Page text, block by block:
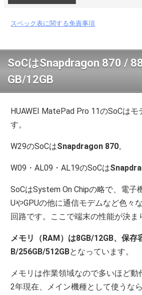
スペック表に関する免責事項
SoCはSnapdragon 870 /
GB/12GB
HUAWEI MatePad Pro 11のSoCは
す。
W29のSoCはSnapdragon 870。
W09・AL09・AL19のSoCは
SoCはSystem On Chipの略で、電子
UやGPUの他に通信モデムなど色々
回路です。ここで端末の性能が決ま
メモリ（RAM）は8GB/12GB、保存
B/256GB/512GBとなっています。
メモリは作業領域なので多いほど動
2年現在、メイン機種として使うな